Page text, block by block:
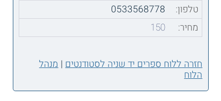
טלפון:
0533568778
מחיר:
150
חזרה ללוח ספרים יד שניה לסטודנטים|מנהל
הלוח